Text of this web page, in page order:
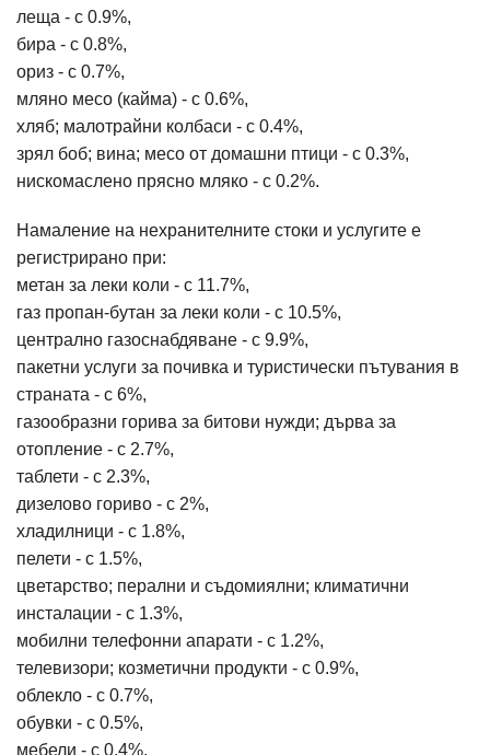
леща - с 0.9%,
бира - с 0.8%,
ориз - с 0.7%,
мляно месо (кайма) - с 0.6%,
хляб; малотрайни колбаси - с 0.4%,
зрял боб; вина; месо от домашни птици - с 0.3%,
нискомаслено прясно мляко - с 0.2%.
Намаление на нехранителните стоки и услугите е
регистрирано при:
метан за леки коли - с 11.7%,
газ пропан-бутан за леки коли - с 10.5%,
централно газоснабдяване - с 9.9%,
пакетни услуги за почивка и туристически пътувания в
страната - с 6%,
газообразни горива за битови нужди; дърва за
отопление - с 2.7%,
таблети - с 2.3%,
дизелово гориво - с 2%,
хладилници - с 1.8%,
пелети - с 1.5%,
цветарство; перални и съдомиялни; климатични
инсталации - с 1.3%,
мобилни телефонни апарати - с 1.2%,
телевизори; козметични продукти - с 0.9%,
облекло - с 0.7%,
обувки - с 0.5%,
мебели - с 0.4%,